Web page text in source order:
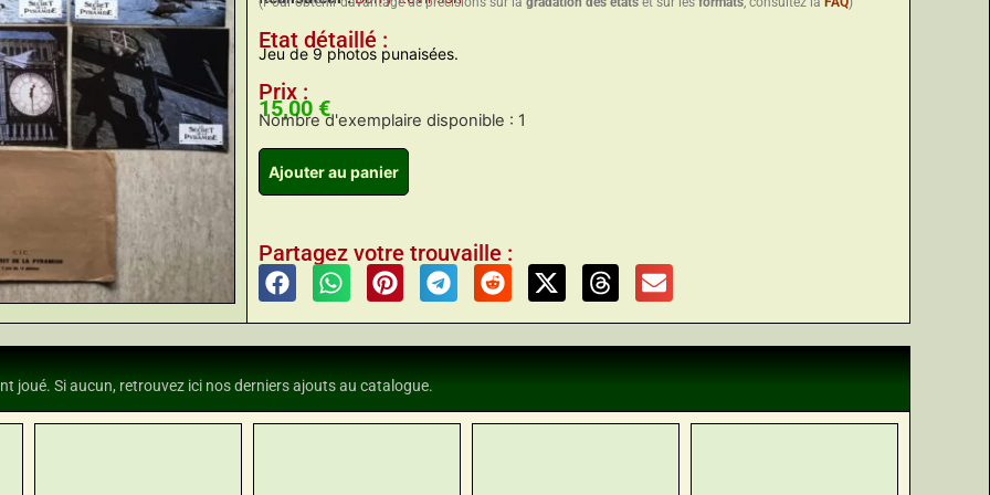
Etat détaillé :
Jeu de 9 photos punaisées.
Prix :
15,00 €
Nombre d'exemplaire disponible : 1
Ajouter au panier
Partagez votre trouvaille :
joué. Si aucun, retrouvez ici nos derniers ajouts au catalogue.